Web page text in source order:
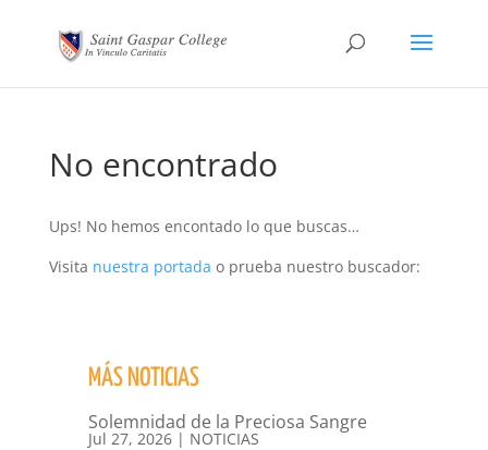
No encontrado
Ups! No hemos encontado lo que buscas…
Visita nuestra portada o prueba nuestro buscador:
MÁS NOTICIAS
Solemnidad de la Preciosa Sangre
Jul 27, 2026| NOTICIAS